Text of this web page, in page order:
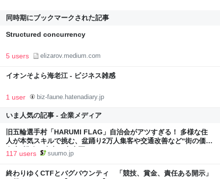
同時期にブックマークされた記事
Structured concurrency
5 users elizarov.medium.com
イオンそよら海老江 - ビジネス雑感
1 user biz-faune.hatenadiary.jp
いま人気の記事 - 企業メディア
旧五輪選手村「HARUMI FLAG」自治会がアツすぎる！ 多様な住
人が本気スキルで挑む、盆踊り2万人集客や交通改善など“街の価値
向上”戦略 東京・中央区
117 users suumo.jp
終わりゆくCTFとバグバウンティ 「競技、賞金、責任ある開示」